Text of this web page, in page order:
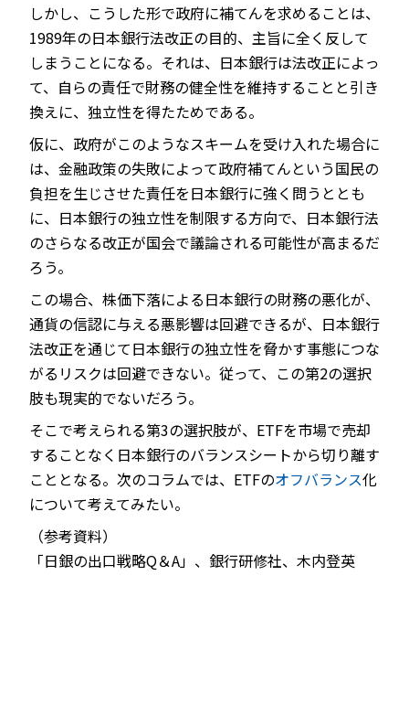
しかし、こうした形で政府に補てんを求めることは、
1989年の日本銀行法改正の目的、主旨に全く反して
しまうことになる。それは、日本銀行は法改正によっ
て、自らの責任で財務の健全性を維持することと引き
換えに、独立性を得たためである。
仮に、政府がこのようなスキームを受け入れた場合に
は、金融政策の失敗によって政府補てんという国民の
負担を生じさせた責任を日本銀行に強く問うととも
に、日本銀行の独立性を制限する方向で、日本銀行法
のさらなる改正が国会で議論される可能性が高まるだ
ろう。
この場合、株価下落による日本銀行の財務の悪化が、
通貨の信認に与える悪影響は回避できるが、日本銀行
法改正を通じて日本銀行の独立性を脅かす事態につな
がるリスクは回避できない。従って、この第2の選択
肢も現実的でないだろう。
そこで考えられる第3の選択肢が、ETFを市場で売却
することなく日本銀行のバランスシートから切り離す
こととなる。次のコラムでは、ETFのオフバランス化
について考えてみたい。
（参考資料）
「日銀の出口戦略Q＆A」、銀行研修社、木内登英